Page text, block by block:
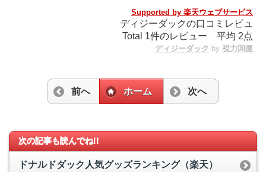
Supported by 楽天ウェブサービス
ディジーダックの口コミレビュ
Total 1件のレビュー 平均 2点
ディジーダック by 視力回復
前へ ホーム 次へ
次の記事も読んでね!!
ドナルドダック人気グッズランキング（楽天）